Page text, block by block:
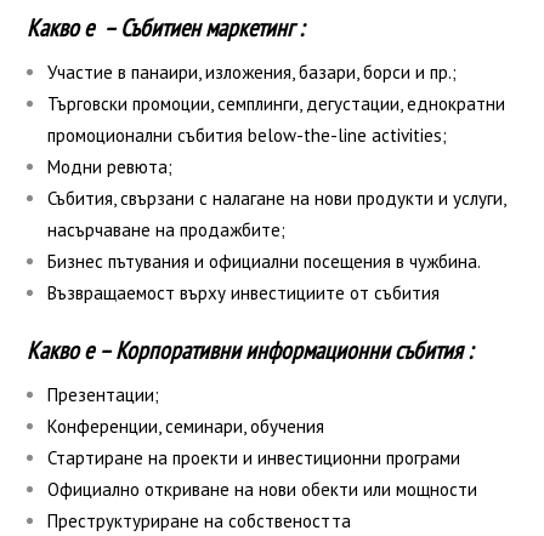
Какво е – Събитиен маркетинг :
Участие в панаири, изложения, базари, борси и пр.;
Търговски промоции, семплинги, дегустации, еднократни
промоционални събития below-the-line activities;
Модни ревюта;
Събития, свързани с налагане на нови продукти и услуги,
насърчаване на продажбите;
Бизнес пътувания и официални посещения в чужбина.
Възвращаемост върху инвестициите от събития
Какво е – Корпоративни информационни събития :
Презентации;
Конференции, семинари, обучения
Стартиране на проекти и инвестиционни програми
Официално откриване на нови обекти или мощности
Преструктуриране на собствеността